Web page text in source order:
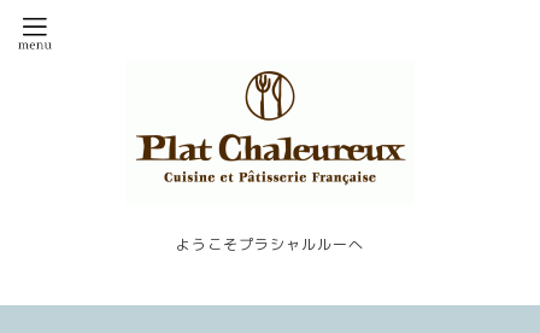
ようこそプラシャルルーへ